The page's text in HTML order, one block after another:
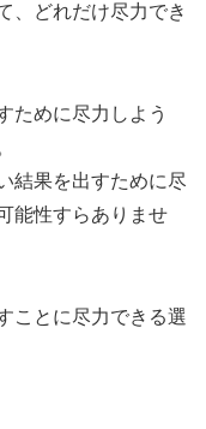
、どれだけ尽力でき
ために尽力しよう
結果を出すために尽
能性すらありませ
ことに尽力できる選